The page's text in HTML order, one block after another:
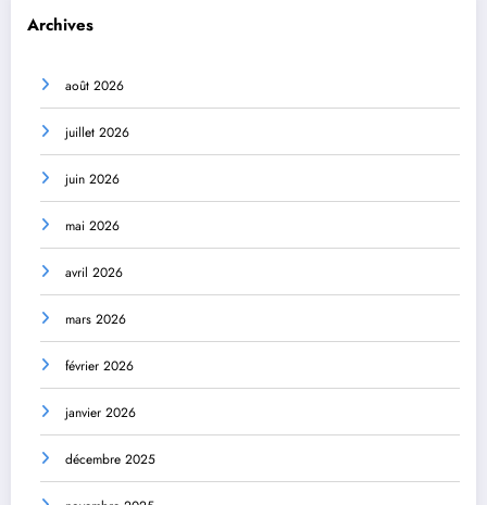
Archives
août 2026
juillet 2026
juin 2026
mai 2026
avril 2026
mars 2026
février 2026
janvier 2026
décembre 2025